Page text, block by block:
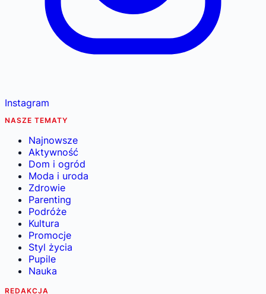
Instagram
NASZE TEMATY
Najnowsze
Aktywność
Dom i ogród
Moda i uroda
Zdrowie
Parenting
Podróże
Kultura
Promocje
Styl życia
Pupile
Nauka
REDAKCJA